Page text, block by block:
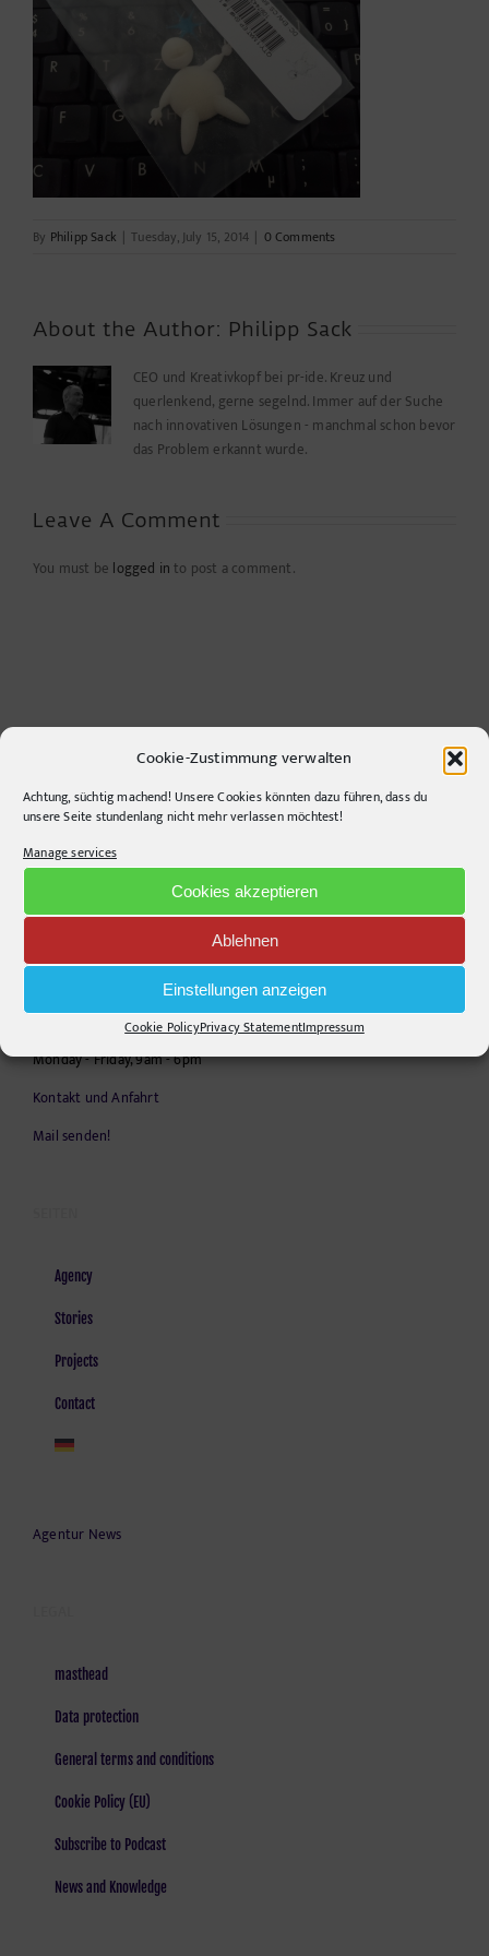
Cookie-Zustimmung verwalten
Achtung, süchtig machend! Unsere Cookies könnten dazu führen, dass du
unsere Seite stundenlang nicht mehr verlassen möchtest!
Manage services
Cookies akzeptieren
Ablehnen
Einstellungen anzeigen
Cookie PolicyPrivacy StatementImpressum
By Philipp Sack | Tuesday, July 15, 2014 | 0 Comments
About the Author: Philipp Sack
CEO und Kreativkopf bei pr-ide. Kreuz und
querlenkend, gerne segelnd. Immer auf der Suche
nach innovativen Lösungen - manchmal schon bevor
das Problem erkannt wurde.
Leave A Comment
You must be logged into post a comment.
CONTACT INFO
pr-ide
Krefelder Straße 11A
Telephone:+49306860203
info@pr-ide.de
Opening Hours:
Monday - Friday, 9am - 6pm
Kontakt und Anfahrt
Mail senden!
Agency
Stories
Projects
Contact
Agentur News
masthead
Data protection
General terms and conditions
Cookie Policy (EU)
Subscribe to Podcast
News and Knowledge